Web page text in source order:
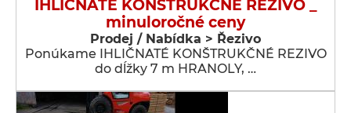
IHLIČNATÉ KONŠTRUKČNÉ REZIVO _
minuloročné ceny
Prodej / Nabídka > Řezivo
Ponúkame IHLIČNATÉ KONŠTRUKČNÉ REZIVO
do dĺžky 7 m HRANOLY, …